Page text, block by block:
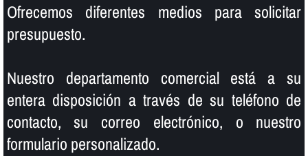
Ofrecemos diferentes medios para solicitar
presupuesto.
Nuestro departamento comercial está a su
entera disposición a través de su teléfono de
contacto, su correo electrónico, o nuestro
formulario personalizado.